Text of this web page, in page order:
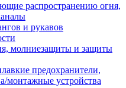
распространению огня,
и рукавов
молниезащиты и защиты
предохранители,
монтажные устройства